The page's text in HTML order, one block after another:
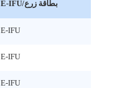
E-IFU/بطاقة زرع
E-IFU
E-IFU
E-IFU